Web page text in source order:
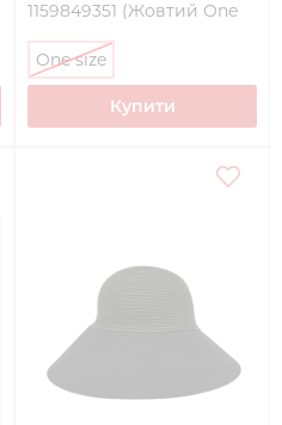
1159849351 (Жовтий One
One size
Купити